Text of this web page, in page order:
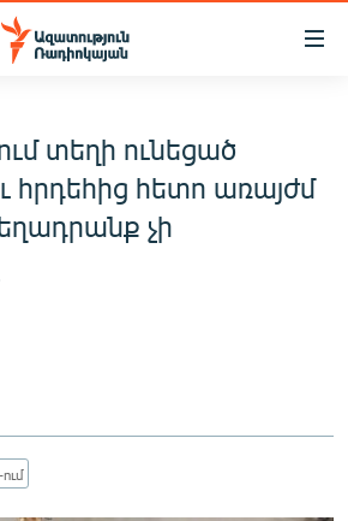
տեղի ունեցած
հրդեհից հետո առայժմ
չի